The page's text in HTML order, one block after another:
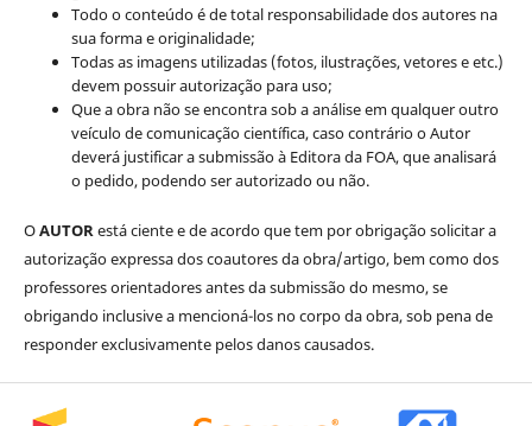
Todo o conteúdo é de total responsabilidade dos autores na
sua forma e originalidade;
Todas as imagens utilizadas (fotos, ilustrações, vetores e etc.)
devem possuir autorização para uso;
Que a obra não se encontra sob a análise em qualquer outro
veículo de comunicação científica, caso contrário o Autor
deverá justificar a submissão à Editora da FOA, que analisará
o pedido, podendo ser autorizado ou não.
OAUTORestá ciente e de acordo que tem por obrigação solicitar a
autorização expressa dos coautores da obra/artigo, bem como dos
professores orientadores antes da submissão do mesmo, se
obrigando inclusive a mencioná-los no corpo da obra, sob pena de
responder exclusivamente pelos danos causados.